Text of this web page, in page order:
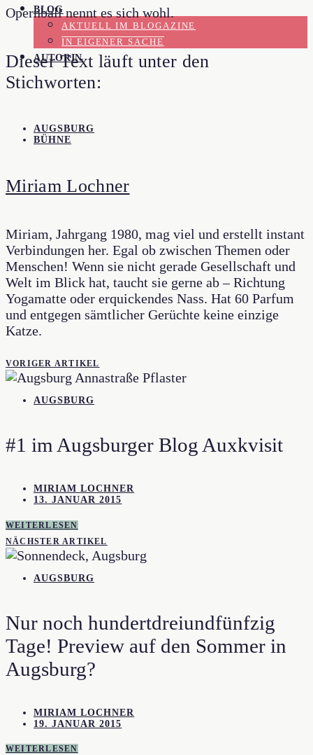
BLOG
AKTUELL IM BLOGAZINE
IN EIGENER SACHE
AUTORIN
Opernball nennt es sich wohl.
Dieser Text läuft unter den
Stichworten:
AUGSBURG
BÜHNE
Miriam Lochner
Miriam, Jahrgang 1980, mag viel und erstellt instant
Verbindungen her. Egal ob zwischen Themen oder
Menschen! Wenn sie nicht gerade Gesellschaft und
Welt im Blick hat, taucht sie gerne ab – Richtung
Yogamatte oder erquickendes Nass. Hat 60 Parfum
und entgegen sämtlicher Gerüchte keine einzige
Katze.
VORIGER ARTIKEL
AUGSBURG
#1 im Augsburger Blog Auxkvisit
MIRIAM LOCHNER
13. JANUAR 2015
WEITERLESEN
NÄCHSTER ARTIKEL
AUGSBURG
Nur noch hundertdreiundfünfzig
Tage! Preview auf den Sommer in
Augsburg?
MIRIAM LOCHNER
19. JANUAR 2015
WEITERLESEN